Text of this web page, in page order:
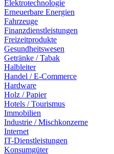
Elektrotechnologie
Erneuerbare Energien
Fahrzeuge
Finanzdienstleistungen
Freizeitprodukte
Gesundheitswesen
Getränke / Tabak
Halbleiter
Handel / E-Commerce
Hardware
Holz / Papier
Hotels / Tourismus
Immobilien
Industrie / Mischkonzerne
Internet
IT-Dienstleistungen
Konsumgüter